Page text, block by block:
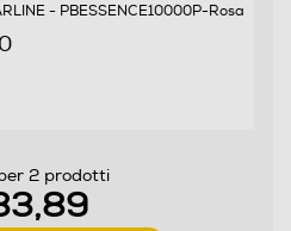
- PBESSENCE10000P-Rosa
2 prodotti